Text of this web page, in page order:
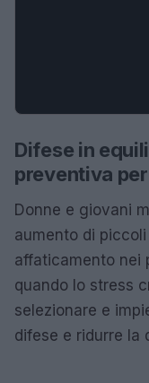
Difese in
preventiva
Donne e giovani
aumento di
affaticamento nei
quando lo stress
selezionare e
difese e ridurre la